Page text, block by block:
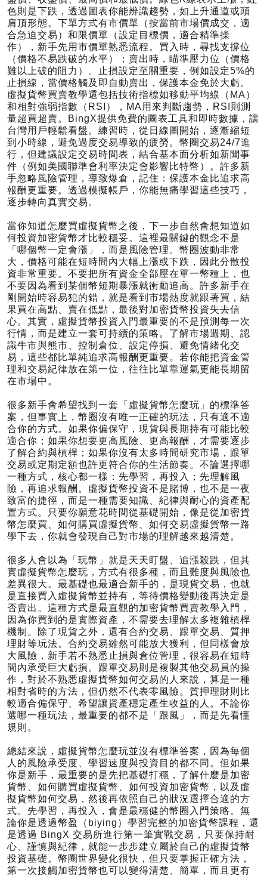
色則是下跌，透過圖表你能辨識趨勢，如上升通道或頭
肩頂形態。下單方式有市價單（按當前市場價成交，適
合急迫交易）和限價單（設定目標價，適合精準操
作），新手先用市價單熟悉流程。買入時，尋找支撐位
（價格不易跌破的水平）；賣出時，瞄準壓力位（價格
難以上破的阻力）。止損設定至關重要，例如設定5%的
止損線，當價格觸及即自動賣出，保護本金免於大虧。
虛擬貨幣買賣教學還包括技術指標如移動平均線（MA）
和相對強弱指數（RSI），MA用來判斷趨勢，RSI則測
量超買超賣。BingX提供免費的圖表工具和即時數據，讓
台灣用戶輕鬆看盤。練習時，從日線圖開始，逐漸縮短
到小時線，避免過度交易導致的疲勞。幣圈交易24/7進
行，但建議設定交易時間表，結合基本面分析如新聞事
件（例如美國聯準會利率決定會影響比特幣）。許多新
手忽略風險管理，導致爆倉，記住：保護本金比追求高
報酬更重要。透過模擬帳戶，你能無痛學習這些技巧，
逐步轉向真實交易。
當你知道怎麼買虛擬貨幣之後，下一步自然會想知道如
何投資加密貨幣才比較穩妥。這裡最關鍵的觀念不是
「哪個幣一定會漲」，而是風險管理。幣圈波動非常
大，價格可能在短時間內大幅上漲或下跌，因此分散投
資非常重要。不要把所有資金全部壓在單一幣種上，也
不要因為看到某個幣短期暴漲就衝動追高。許多新手在
剛開始時容易犯的錯，就是看到市場熱度就跟著買，結
果買在高點、賣在低點，最後對加密貨幣投資失去信
心。其實，虛擬貨幣投資入門最重要的不是預測每一次
行情，而是建立一套可持續的策略。了解市場週期、認
識牛市與熊市、控制倉位、設定停損、避免情緒化交
易，這些都比單純追求高報酬更重要。若你能把資金管
理和交易紀律放在第一位，往往比單靠運氣更能長期留
在市場中。
很多新手會希望找到一套「虛擬貨幣怎麼玩」的標準答
案，但事實上，幣圈沒有唯一正確的玩法，只有適不適
合你的方式。如果你偏保守，現貨與長期持有可能比較
適合你；如果你想要更高風險、更高報酬，才需要逐步
了解合約與槓桿；如果你沒有太多時間研究市場，跟單
交易或定期定額也許更符合你的生活節奏。不論選擇哪
一種方式，核心都一樣：先學習，再投入；先理解風
險，再追求報酬。虛擬貨幣投資不是賭博，也不是一夜
致富的捷徑，而是一種需要知識、紀律與耐心的資產配
置方式。只要你願意花時間從基礎開始，像是從加密貨
幣怎麼買、如何購買虛擬貨幣、如何交易虛擬貨幣一路
學下去，你就會發現自己對市場的理解越來越清楚。
很多人會以為「玩幣」就是天天盯盤、追漲殺跌，但其
實虛擬貨幣怎麼玩，方式有很多種，而且難度與風險也
差異很大。最基礎也最適合新手的，是現貨交易，也就
是直接買入虛擬貨幣並持有，等待價格變動後再決定是
否賣出。這種方式是最直觀的加密貨幣買賣教學入門，
因為你買到的是實際資產，不需要去理解太多複雜槓桿
機制。除了現貨之外，還有合約交易、跟單交易、質押
理財等玩法。合約交易雖然可能放大獲利，但同樣會放
大風險，新手若不熟悉止損與倉位管理，很容易在短時
間內承受巨大虧損。跟單交易則是複製其他交易員的操
作，對於不熟悉虛擬貨幣如何交易的人來說，算是一種
相對省時的方法，但仍然不代表零風險。質押理財則比
較適合偏保守、希望讓資產穩定產生收益的人。不論你
選哪一種玩法，最重要的都不是「跟風」，而是先看懂
規則。
總結來說，虛擬貨幣怎麼玩並沒有標準答案，因為每個
人的風險承受度、學習速度與投資目的都不同。但如果
你是新手，最重要的是先把基礎打穩，了解什麼是加密
貨幣、如何購買虛擬貨幣、如何投資加密貨幣，以及虛
擬貨幣如何交易，然後再依照自己的狀況選擇合適的方
式。先學習，再投入，會是最穩健的幣圈入門策略。無
論你是透過幣盈（biying）學習完整的加密貨幣課程，還
是透過 BingX 交易所進行第一筆實戰交易，只要保持耐
心、謹慎與紀律，就能一步步建立屬於自己的虛擬貨幣
投資基礎。幣圈世界變化很快，但只要掌握正確方法，
第一次接觸加密貨幣也可以變得清楚、簡單，而且更有